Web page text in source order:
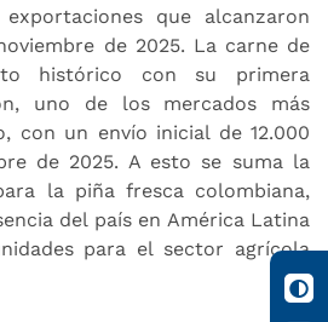
que alcanzaron
de 2025. La carne de
histórico con su primera
uno de los mercados más
con un envío inicial de 12.000
de 2025. A esto se suma la
la piña fresca colombiana,
del país en América Latina
para el sector agrícola